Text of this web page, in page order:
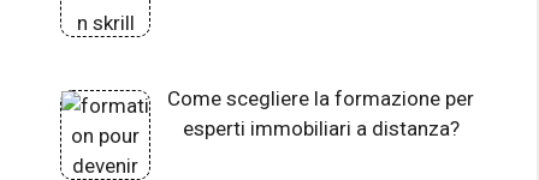
Come scegliere la formazione per
esperti immobiliari a distanza?